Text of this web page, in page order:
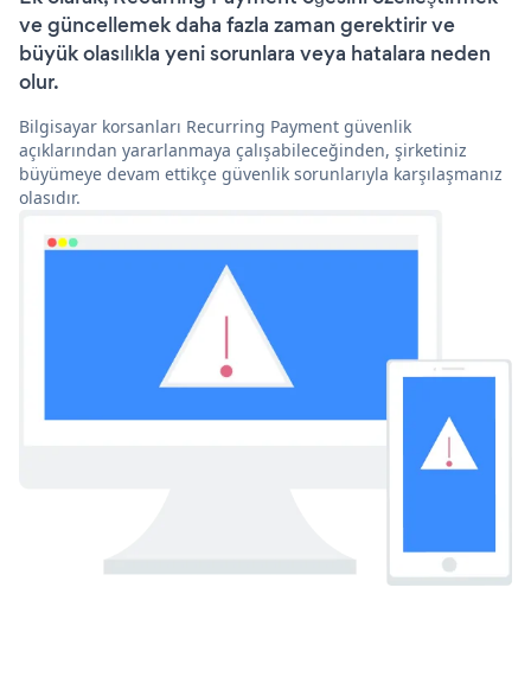
ve güncellemek daha fazla zaman gerektirir ve
büyük olasılıkla yeni sorunlara veya hatalara neden
olur.
Bilgisayar korsanları Recurring Payment güvenlik
açıklarından yararlanmaya çalışabileceğinden, şirketiniz
büyümeye devam ettikçe güvenlik sorunlarıyla karşılaşmanız
olasıdır.